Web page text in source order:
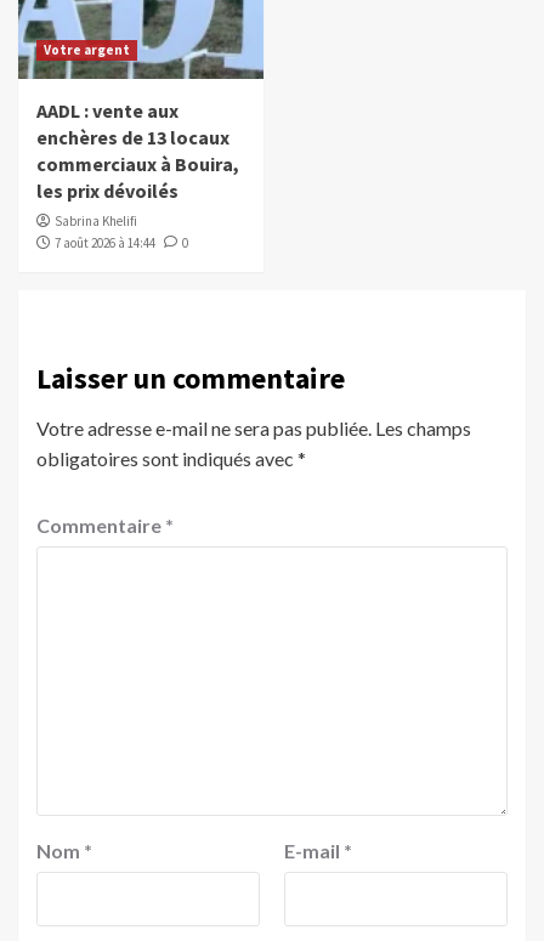
Votre argent
AADL : vente aux
enchères de 13 locaux
commerciaux à Bouira,
les prix dévoilés
Sabrina Khelifi
7 août 2026 à 14:44
0
Laisser un commentaire
Votre adresse e-mail ne sera pas publiée. Les champs
obligatoires sont indiqués avec *
Commentaire *
Nom * E-mail *